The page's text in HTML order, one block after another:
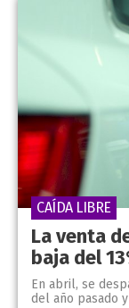
La venta
baja del
En abril, se
del año pasado
CAÍDA LIBRE